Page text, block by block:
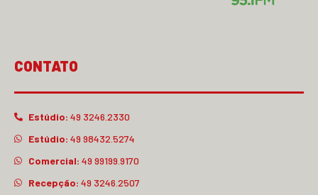
CONTATO
Estúdio: 49 3246.2330
Estúdio: 49 98432.5274
Comercial: 49 99199.9170
Recepção: 49 3246.2507